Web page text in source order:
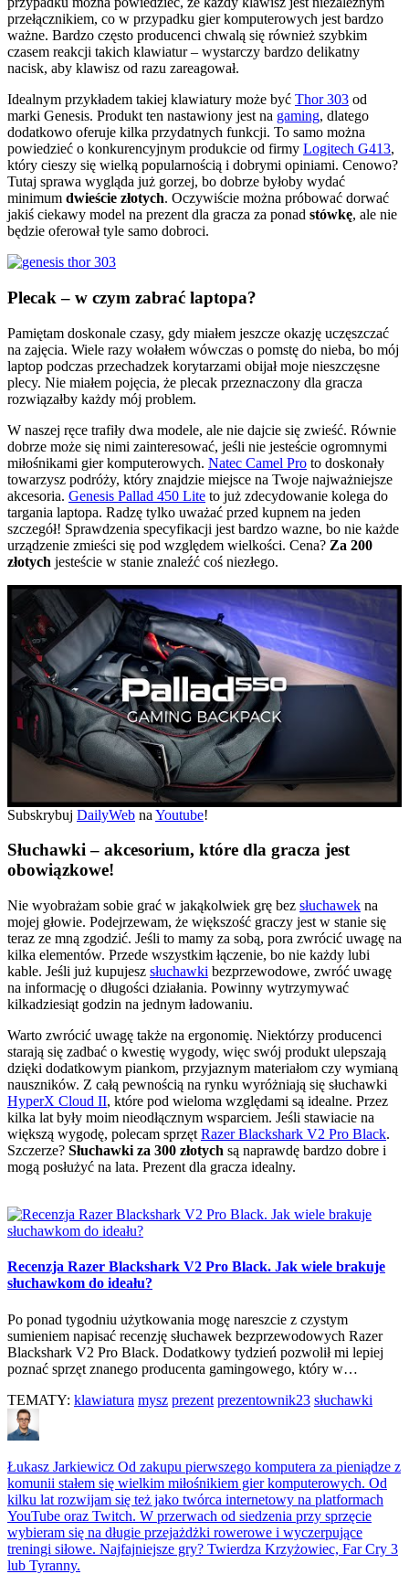
przełącznikiem, co w przypadku gier komputerowych jest bardzo
ważne. Bardzo często producenci chwalą się również szybkim
czasem reakcji takich klawiatur – wystarczy bardzo delikatny
nacisk, aby klawisz od razu zareagował.
Idealnym przykładem takiej klawiatury może być Thor 303 od
marki Genesis. Produkt ten nastawiony jest na gaming, dlatego
dodatkowo oferuje kilka przydatnych funkcji. To samo można
powiedzieć o konkurencyjnym produkcie od firmy Logitech G413,
który cieszy się wielką popularnością i dobrymi opiniami. Cenowo?
Tutaj sprawa wygląda już gorzej, bo dobrze byłoby wydać
minimum dwieście złotych. Oczywiście można próbować dorwać
jakiś ciekawy model na prezent dla gracza za ponad stówkę, ale nie
będzie oferował tyle samo dobroci.
Plecak – w czym zabrać laptopa?
Pamiętam doskonale czasy, gdy miałem jeszcze okazję uczęszczać
na zajęcia. Wiele razy wołałem wówczas o pomstę do nieba, bo mój
laptop podczas przechadzek korytarzami obijał moje nieszczęsne
plecy. Nie miałem pojęcia, że plecak przeznaczony dla gracza
rozwiązałby każdy mój problem.
W naszej ręce trafiły dwa modele, ale nie dajcie się zwieść. Równie
dobrze może się nimi zainteresować, jeśli nie jesteście ogromnymi
miłośnikami gier komputerowych. Natec Camel Pro to doskonały
towarzysz podróży, który znajdzie miejsce na Twoje najważniejsze
akcesoria. Genesis Pallad 450 Lite to już zdecydowanie kolega do
targania laptopa. Radzę tylko uważać przed kupnem na jeden
szczegół! Sprawdzenia specyfikacji jest bardzo wazne, bo nie każde
urządzenie zmieści się pod względem wielkości. Cena? Za 200
złotych jesteście w stanie znaleźć coś niezłego.
Subskrybuj DailyWeb na Youtube!
Słuchawki – akcesorium, które dla gracza jest
obowiązkowe!
Nie wyobrażam sobie grać w jakąkolwiek grę bez słuchawek na
mojej głowie. Podejrzewam, że większość graczy jest w stanie się
teraz ze mną zgodzić. Jeśli to mamy za sobą, pora zwrócić uwagę na
kilka elementów. Przede wszystkim łączenie, bo nie każdy lubi
kable. Jeśli już kupujesz słuchawki bezprzewodowe, zwróć uwagę
na informację o długości działania. Powinny wytrzymywać
kilkadziesiąt godzin na jednym ładowaniu.
Warto zwrócić uwagę także na ergonomię. Niektórzy producenci
starają się zadbać o kwestię wygody, więc swój produkt ulepszają
dzięki dodatkowym piankom, przyjaznym materiałom czy wymianą
nauszników. Z całą pewnością na rynku wyróżniają się słuchawki
HyperX Cloud II, które pod wieloma względami są idealne. Przez
kilka lat były moim nieodłącznym wsparciem. Jeśli stawiacie na
większą wygodę, polecam sprzęt Razer Blackshark V2 Pro Black.
Szczerze? Słuchawki za 300 złotych są naprawdę bardzo dobre i
mogą posłużyć na lata. Prezent dla gracza idealny.
Recenzja Razer Blackshark V2 Pro Black. Jak wiele brakuje
słuchawkom do ideału?
Po ponad tygodniu użytkowania mogę nareszcie z czystym
sumieniem napisać recenzję słuchawek bezprzewodowych Razer
Blackshark V2 Pro Black. Dodatkowy tydzień pozwolił mi lepiej
poznać sprzęt znanego producenta gamingowego, który w…
TEMATY: klawiatura mysz prezent prezentownik23 słuchawki
Łukasz Jarkiewicz Od zakupu pierwszego komputera za pieniądze z
komunii stałem się wielkim miłośnikiem gier komputerowych. Od
kilku lat rozwijam się też jako twórca internetowy na platformach
YouTube oraz Twitch. W przerwach od siedzenia przy sprzęcie
wybieram się na długie przejażdżki rowerowe i wyczerpujące
treningi siłowe. Najfajniejsze gry? Twierdza Krzyżowiec, Far Cry 3
lub Tyranny.